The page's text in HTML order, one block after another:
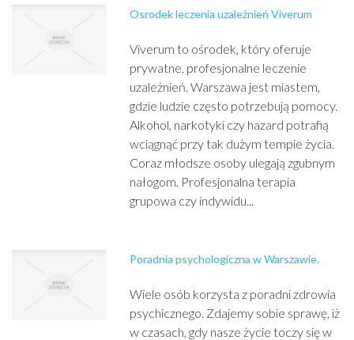
Osrodek leczenia uzależnień Viverum
Viverum to ośrodek, który oferuje
prywatne, profesjonalne leczenie
uzależnień. Warszawa jest miastem,
gdzie ludzie często potrzebują pomocy.
Alkohol, narkotyki czy hazard potrafią
wciągnąć przy tak dużym tempie życia.
Coraz młodsze osoby ulegają zgubnym
nałogom. Profesjonalna terapia
grupowa czy indywidu...
Poradnia psychologiczna w Warszawie.
Wiele osób korzysta z poradni zdrowia
psychicznego. Zdajemy sobie sprawę, iż
w czasach, gdy nasze życie toczy się w